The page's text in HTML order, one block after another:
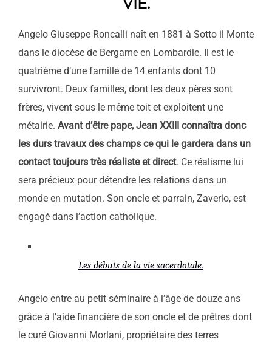
Angelo Giuseppe Roncalli naît en 1881 à Sotto il Monte
dans le diocèse de Bergame en Lombardie. Il est le
quatrième d’une famille de 14 enfants dont 10
survivront. Deux familles, dont les deux pères sont
frères, vivent sous le même toit et exploitent une
métairie. Avant d’être pape, Jean XXIII connaîtra donc
les durs travaux des champs ce qui le gardera dans un
contact toujours très réaliste et direct. Ce réalisme lui
sera précieux pour détendre les relations dans un
monde en mutation. Son oncle et parrain, Zaverio, est
engagé dans l’action catholique.
Les débuts de la vie sacerdotale.
Angelo entre au petit séminaire à l’âge de douze ans
grâce à l’aide financière de son oncle et de prêtres dont
le curé Giovanni Morlani, propriétaire des terres